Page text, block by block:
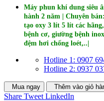
Máy phun khí dung siêu
hành 2 năm | Chuyên
tạo oxy 3 lít 5 lít các
bệnh cơ, giường bệnh
đệm hơi chống loét,..|
Hotline 1: 0907
Hotline 2: 0937
Mua ngay Thêm vào giỏ
Share Tweet LinkedIn